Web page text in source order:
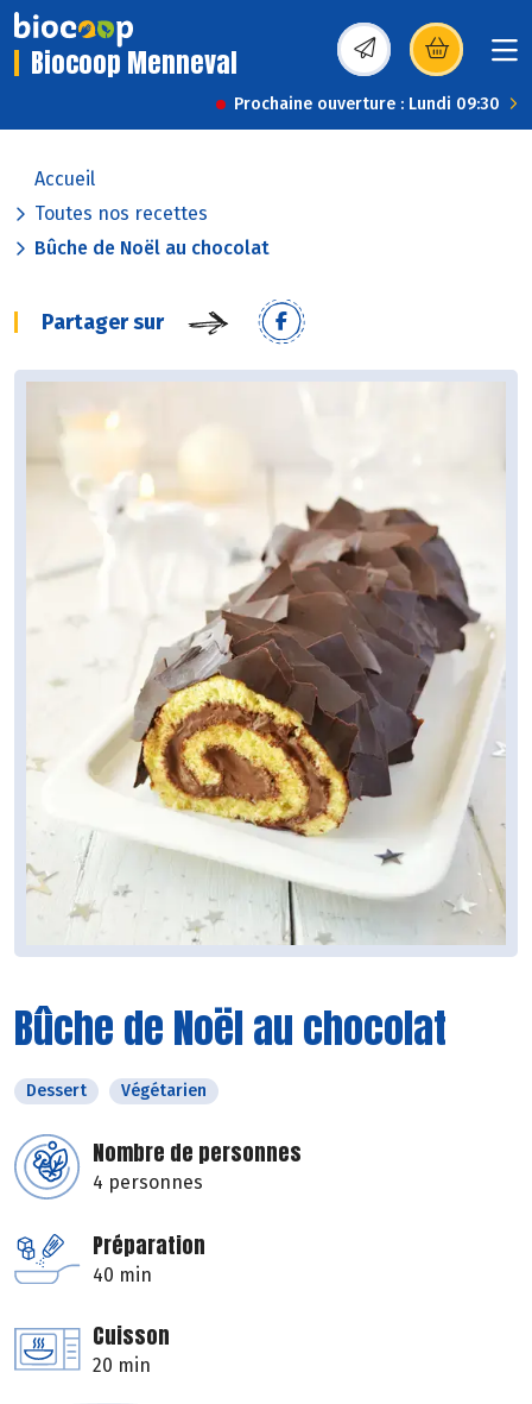
Biocoop Menneval (s’ouvre dans une
Prochaine ouverture : Lundi 09:30
Accueil
Toutes nos recettes
Bûche de Noël au chocolat
Partager sur
Bûche de Noël au chocolat
Dessert Végétarien
Nombre de personnes
4 personnes
Préparation
40 min
Cuisson
20 min